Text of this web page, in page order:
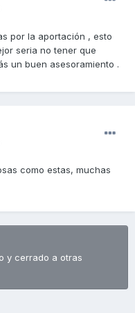
por la aportación , esto
seria no tener que
un buen asesoramiento .
como estas, muchas
y cerrado a otras